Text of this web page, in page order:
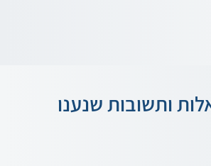
ותשובות שנענו